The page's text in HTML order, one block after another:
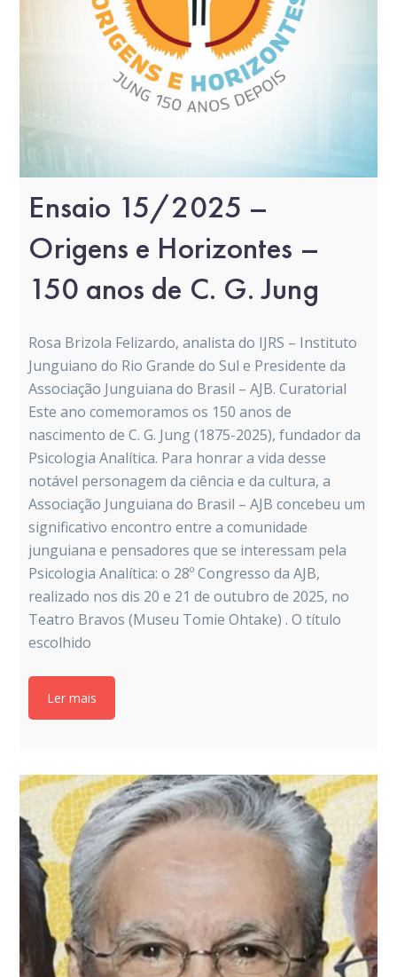
Ensaio 15/2025 –
Origens e Horizontes –
150 anos de C. G. Jung
Rosa Brizola Felizardo, analista do IJRS – Instituto
Junguiano do Rio Grande do Sul e Presidente da
Associação Junguiana do Brasil – AJB. Curatorial
Este ano comemoramos os 150 anos de
nascimento de C. G. Jung (1875-2025), fundador da
Psicologia Analítica. Para honrar a vida desse
notável personagem da ciência e da cultura, a
Associação Junguiana do Brasil – AJB concebeu um
significativo encontro entre a comunidade
junguiana e pensadores que se interessam pela
Psicologia Analítica: o 28º Congresso da AJB,
realizado nos dis 20 e 21 de outubro de 2025, no
Teatro Bravos (Museu Tomie Ohtake) . O título
escolhido
Ler mais